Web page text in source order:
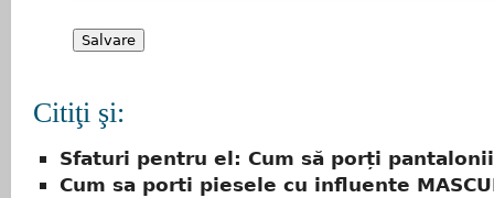
Citiţi şi:
Sfaturi pentru el: Cum să porți
Cum sa porti piesele cu influente